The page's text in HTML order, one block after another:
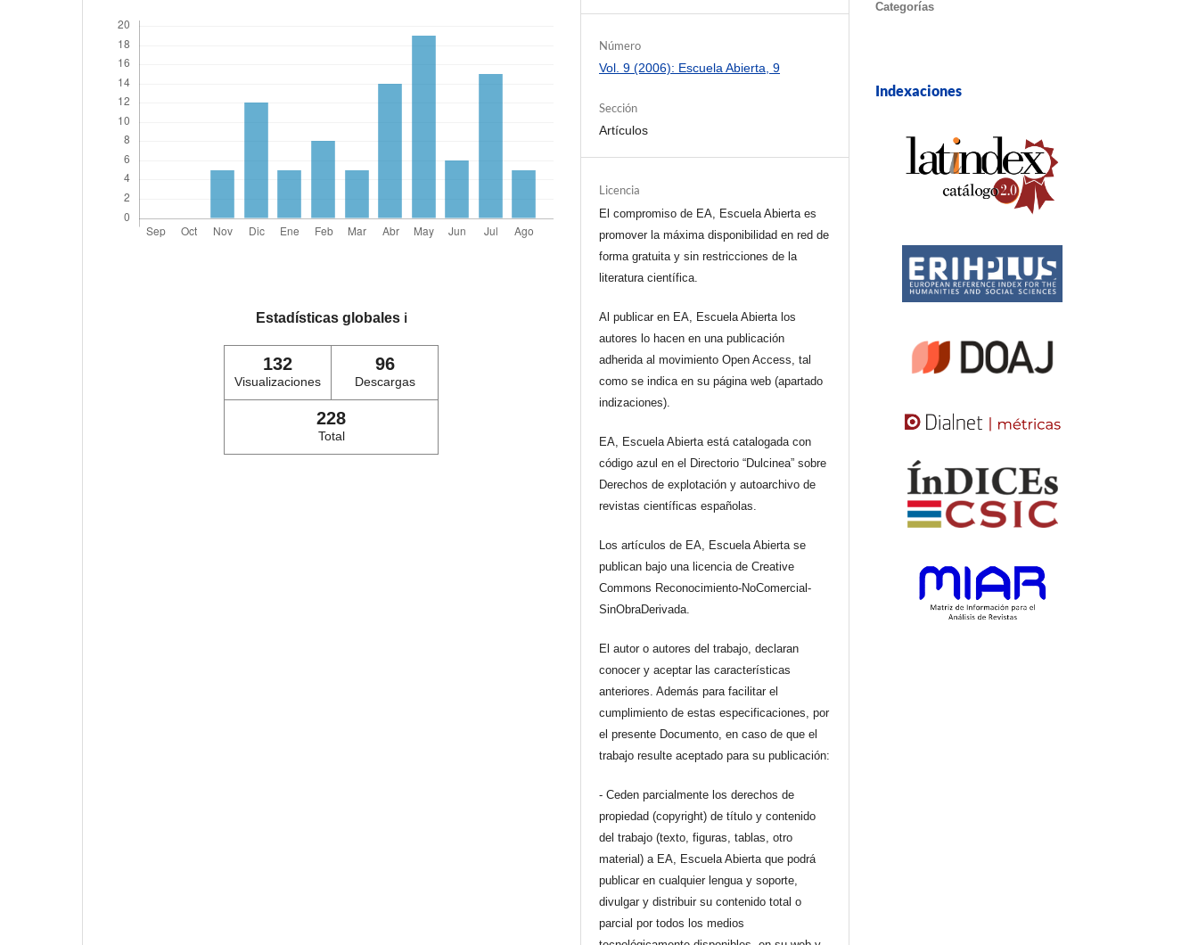
Estadísticas globales ℹ️
132
Visualizaciones
96
Descargas
228
Total
Número
Vol. 9 (2006): Escuela Abierta, 9
Sección
Artículos
Licencia
El compromiso de EA, Escuela Abierta es
promover la máxima disponibilidad en red de
forma gratuita y sin restricciones de la
literatura científica.
Al publicar en EA, Escuela Abierta los
autores lo hacen en una publicación
adherida al movimiento Open Access, tal
como se indica en su página web (apartado
indizaciones).
EA, Escuela Abierta está catalogada con
código azul en el Directorio “Dulcinea” sobre
Derechos de explotación y autoarchivo de
revistas científicas españolas.
Los artículos de EA, Escuela Abierta se
publican bajo una licencia de Creative
Commons Reconocimiento-NoComercial-
SinObraDerivada.
El autor o autores del trabajo, declaran
conocer y aceptar las características
anteriores. Además para facilitar el
cumplimiento de estas especificaciones, por
el presente Documento, en caso de que el
trabajo resulte aceptado para su publicación:
- Ceden parcialmente los derechos de
propiedad (copyright) de título y contenido
del trabajo (texto, figuras, tablas, otro
material) a EA, Escuela Abierta que podrá
publicar en cualquier lengua y soporte,
divulgar y distribuir su contenido total o
parcial por todos los medios
Categorías
Indexaciones